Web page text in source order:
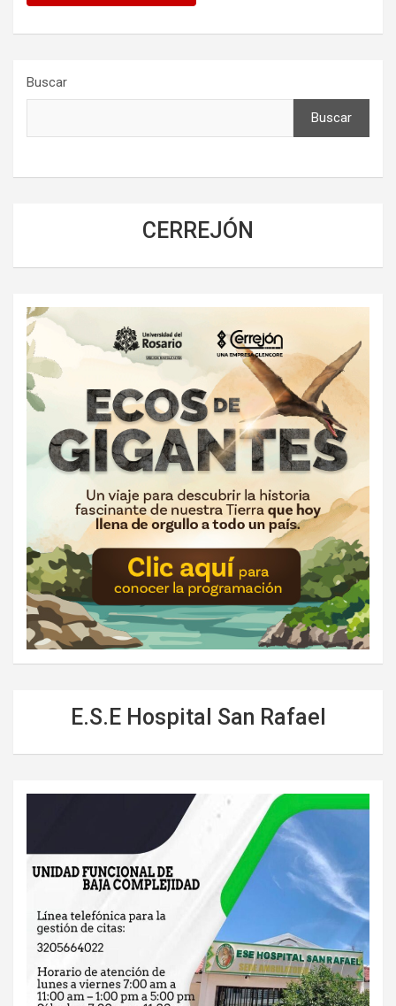
Buscar
Buscar
CERREJÓN
E.S.E Hospital San Rafael